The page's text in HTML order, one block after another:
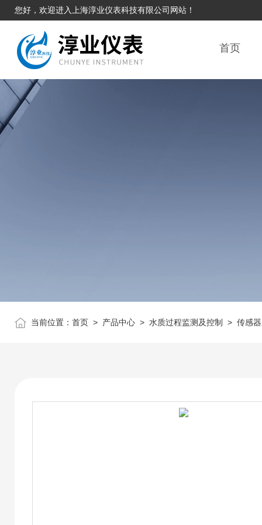
您好，欢迎进入上海淳业仪表科技有限公司网站！
首页
当前位置： 首页 > 产品中心 > 水质过程监测及控制 > 传感